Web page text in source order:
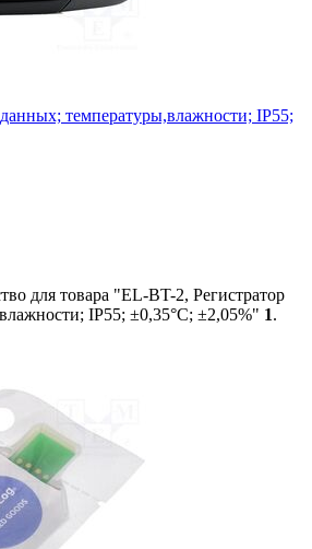
температуры,влажности; IP55;
для товара "EL-BT-2, Регистратор
IP55; ±0,35°C; ±2,05%" 1.